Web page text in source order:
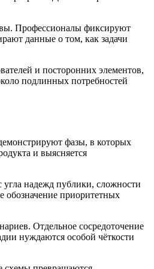
Профессионалы фиксируют
данные о том, как задачи
и посторонних элементов,
подлинных потребностей
фазы, в которых
и выясняется
угла надежд публики, сложности
обозначение приоритетных
Отдельное сосредоточение
нуждаются особой чёткости